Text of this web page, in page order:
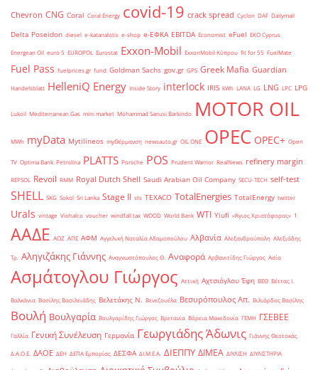
Chevron CNG Coral Coral Energy covid-19 crack spread Cyclon DAF Dailymail
Delta Poseidon diesel e-katanalotis e-shop e-ΕΦΚΑ EBITDA Economist eFuel EKO Cyprus
Energean Oil euro 5 EUROPOL Eurostat Exxon-Mobil ExxonMobil Κύπρου fit for 55 FuelMate
Fuel Pass fuelprices.gr fund Goldman Sachs gov.gr GPS Greek Mafia Guardian
Handelsblatt HelleniQ Energy Inside Story interlock IRIS kWh LANA LG LNG LPC LPG
Lukoil Mediterranean Gas mini market Mohammad Sanusi Barkindo MOTOR OIL
MWh myData Mytilineos myΘέρμανση newsauto.gr OIL ONE OPEC OPEC+ Open
TV Optima Bank Petrolina PLATTS Porsche POS Prudent Warrior RealNews refinery margin
REPSOL Revoil RMM Royal Dutch Shell Saudi Arabian Oil Company SECU-TECH self-test
SHELL SKG Sokol Sri Lanka Stage II sts TEXACO TotalEnergies TotalEnergy twitter
Urals vintage Viohalco voucher windfall tax WOOD World Bank WTI Yiufi «Άγιος Χριστόφορος» ΄1
ΑΑΔΕ ΑΟΖ ΑΠΕ ΑΦΜ Αγγελική Ναταλία Αδαμοπούλου Αλβανία Αλεξανδρούπολη Αλεξιάδης
Τρ. Αληγιζάκης Γιάννης Αναγνωστόπουλος Θ. Αναφορά Αρβανιτίδης Γιώργος Ασία
Ασμάτογλου Γιώργος Αττική Αχτσιόγλου Έφη ΒΕΘ Βέττας Ι.
Βαλκάνια Βασίλης Βασιλειάδης Βελετάκης Ν. Βενεζουέλα Βεσυρόπουλος Απ. Βιλιάρδος Βασίλης
Βουλή Βουλγαρία Βουλγαρίδης Γιώργος Βρετανία Βόρεια Μακεδονία ΓΕΜΗ ΓΣΕΒΕΕ
Γαλλία Γενική Συνέλευση Γερμανία Γεωργιάδης Άδωνις Γιάννης Θεοτοκάς
Δ.Α.Ο.Ε. ΔΑΟΕ ΔΕΗ ΔΕΠΑ Εμπορίας ΔΕΣΦΑ ΔΙ.Μ.Ε.Α. ΔΙΕΠΠΥ ΔΙΜΕΑ ΔΙΥΛΙΣΗ ΔΙΥΛΙΣΤΗΡΙΑ